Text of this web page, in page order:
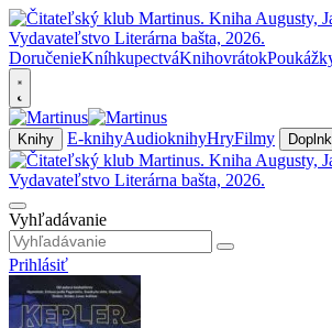
DoručenieKníhkupectváKnihovrátok
Knihy E-knihyAudioknihyHryFilmy
Vyhľadávanie
Prihlásiť